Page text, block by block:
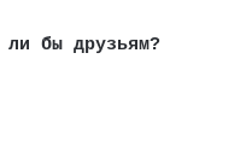
ли бы друзьям?